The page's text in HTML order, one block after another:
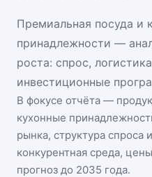
Премиальная посуда и
принадлежности —
роста: спрос,
инвестиционные
В фокусе отчёта —
кухонные
рынка, структура спроса
конкурентная среда,
прогноз до 2035 года.